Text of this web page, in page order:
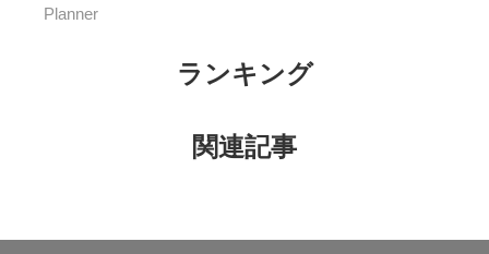
Planner
ランキング
関連記事